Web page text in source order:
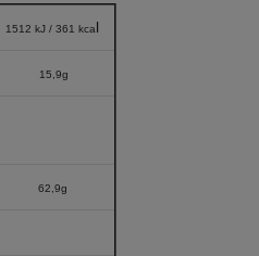
1512 kJ / 361 kcal
15,9g
62,9g